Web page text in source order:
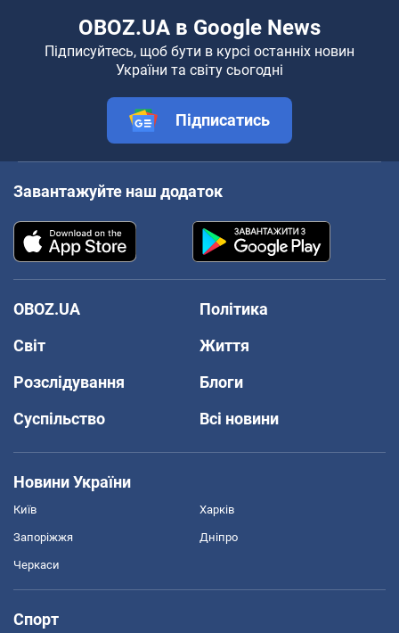
OBOZ.UA в Google News
Підписуйтесь, щоб бути в курсі останніх новин
України та світу сьогодні
Підписатись
Завантажуйте наш додаток
OBOZ.UA
Політика
Світ
Життя
Розслідування
Блоги
Суспільство
Всі новини
Новини України
Київ Харків
Запоріжжя Дніпро
Черкаси
Спорт